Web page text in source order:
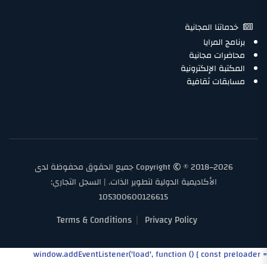
خدماتنا المجانية
برنامج المرايا
محاضرات مجانية
المكتبة الإلكترونية
مسابقات ثقافية
Copyright© 2018–2026 جميع الحقوق محفوظة لدى
الأكاديمية الدولية لتطوير الذات. | السجل التجاري:
105300600126615
Privacy Policy
Terms & Conditions
window.addEventListener('load', function () { const preloader =